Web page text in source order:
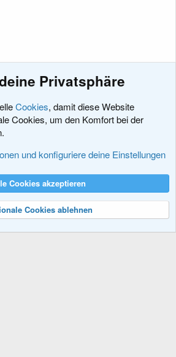
Datenschutz
® © 2010-2024 XenForo Ltd.
Privatsphäre
Cookies, damit diese Website
Cookies, um den Komfort bei der
und konfiguriere deine Einstellungen
Cookies akzeptieren
Cookies ablehnen